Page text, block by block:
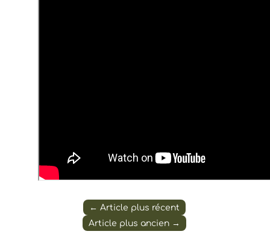
← Article plus récent
Article plus ancien →